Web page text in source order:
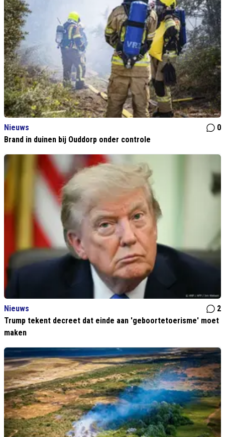
Nieuws
0
Brand in duinen bij Ouddorp onder controle
Nieuws
2
Trump tekent decreet dat einde aan 'geboortetoerisme' moet
maken